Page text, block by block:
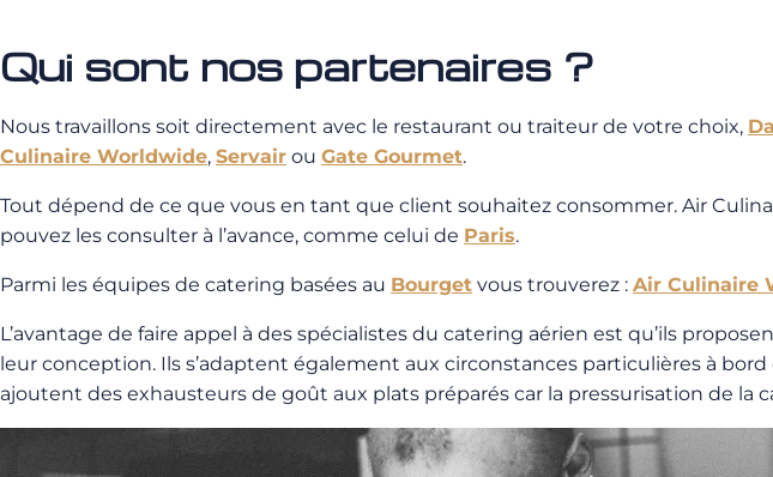
Qui sont nos partenaires ?
Nous travaillons soit directement avec le restaurant ou traiteur de votre choix,
Culinaire Worldwide, Servair ou Gate Gourmet.
Tout dépend de ce que vous en tant que client souhaitez consommer. Air
pouvez les consulter à l’avance, comme celui de Paris.
Parmi les équipes de catering basées au Bourget vous trouverez : Air Culinaire
L’avantage de faire appel à des spécialistes du catering aérien est qu’ils
leur conception. Ils s’adaptent également aux circonstances particulières à
ajoutent des exhausteurs de goût aux plats préparés car la pressurisation de